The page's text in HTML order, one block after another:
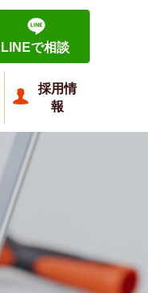
LINEで相談
採用情
報